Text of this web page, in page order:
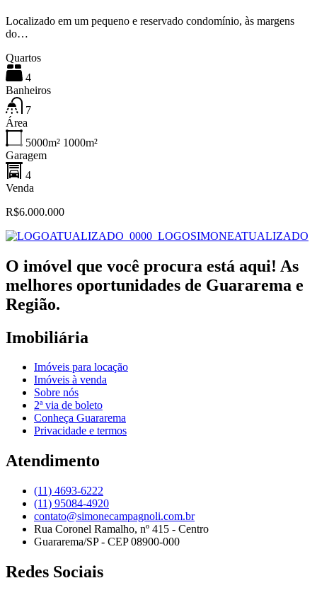
Localizado em um pequeno e reservado condomínio, às margens
do…
Quartos
4
Banheiros
7
Área
5000m² 1000m²
Garagem
4
Venda
R$6.000.000
O imóvel que você procura está aqui! As
melhores oportunidades de Guararema e
Região.
Imobiliária
Imóveis para locação
Imóveis à venda
Sobre nós
2ª via de boleto
Conheça Guararema
Privacidade e termos
Atendimento
(11) 4693-6222
(11) 95084-4920
contato@simonecampagnoli.com.br
Rua Coronel Ramalho, nº 415 - Centro
Guararema/SP - CEP 08900-000
Redes Sociais